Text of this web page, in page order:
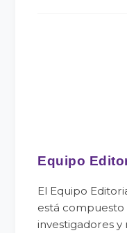
Equipo
El Equipo
está compuesto
investigadores